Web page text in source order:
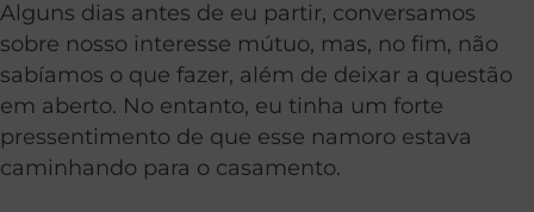
Alguns dias antes de eu partir, conversamos
sobre nosso interesse mútuo, mas, no fim, não
sabíamos o que fazer, além de deixar a questão
em aberto. No entanto, eu tinha um forte
pressentimento de que esse namoro estava
caminhando para o casamento.